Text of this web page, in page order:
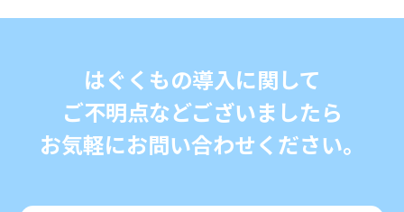
はぐくもの導入に関して
ご不明点などございましたら
お気軽にお問い合わせください。